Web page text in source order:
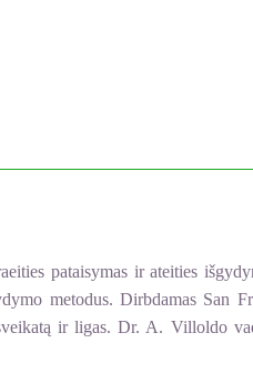
pataisymas ir ateities
metodus. Dirbdamas San
ir ligas. Dr. A. Villoldo